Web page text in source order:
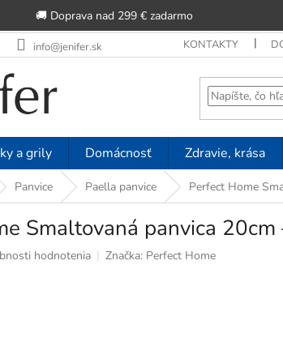
🚚 Doprava nad 299 € zadarmo
info@jenifer.sk KONTAKTY
a grily Domácnosť Zdravie, krása
Panvice Paella panvice Perfect Home
Smaltovaná panvica
hodnotenia Značka: Perfect Home